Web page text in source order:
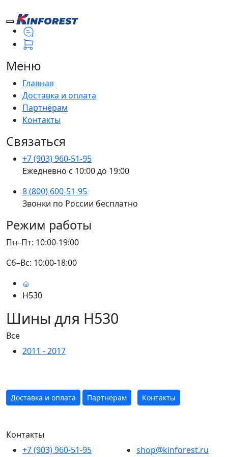
Меню
Главная
Доставка и оплата
Партнёрам
Контакты
Связаться
+7 (903) 960-51-95
Ежедневно с 10:00 до 19:00
8 (800) 600-51-95
Звонки по России бесплатно
Режим работы
Пн–Пт: 10:00-19:00
Сб–Вс: 10:00-18:00
H530
Шины для H530
Все
2011 - 2017
Доставка и оплата Партнёрам Контакты
Контакты
+7 (903) 960-51-95
shop@kinforest.ru